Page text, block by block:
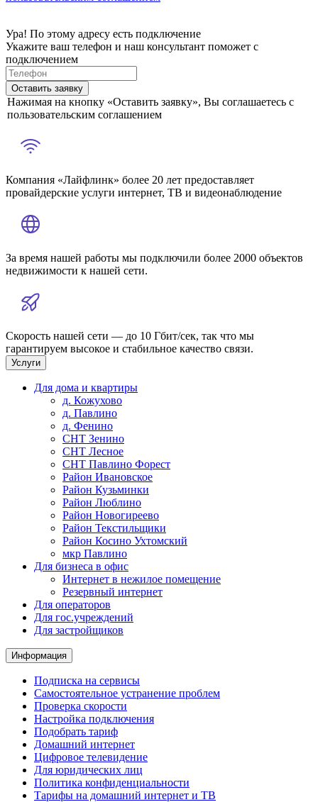
Ура! По этому адресу есть подключение
Укажите ваш телефон и наш консультант поможет с
подключением
Оставить заявку
Нажимая на кнопку «Оставить заявку», Вы соглашаетесь с
пользовательским соглашением
Компания «Лайфлинк» более 20 лет предоставляет
провайдерские услуги интернет, ТВ и видеонаблюдение
За время нашей работы мы подключили более 2000 объектов
недвижимости к нашей сети.
Скорость нашей сети — до 10 Гбит/сек, так что мы
гарантируем высокое и стабильное качество связи.
Услуги
Для дома и квартиры
д. Кожухово
д. Павлино
д. Фенино
СНТ Зенино
СНТ Лесное
СНТ Павлино Форест
Район Ивановское
Район Кузьминки
Район Люблино
Район Новогиреево
Район Текстильщики
Район Косино Ухтомский
мкр Павлино
Для бизнеса в офис
Интернет в нежилое помещение
Резервный интернет
Для операторов
Для гос.учреждений
Для застройщиков
Информация
Подписка на сервисы
Самостоятельное устранение проблем
Проверка скорости
Настройка подключения
Подобрать тариф
Домашний интернет
Цифровое телевидение
Для юридических лиц
Политика конфиденциальности
Тарифы на домашний интернет и ТВ